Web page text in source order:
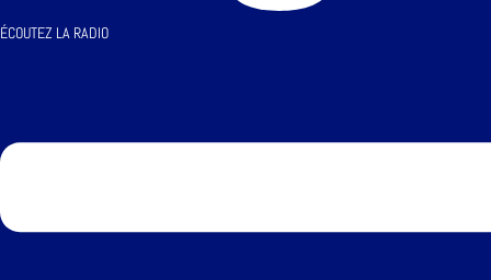
ÉCOUTEZ LA RADIO